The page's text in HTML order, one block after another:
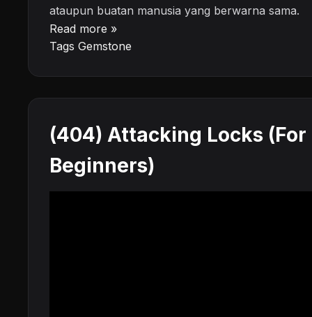
ataupun buatan manusia yang berwarna sama.
Read more »
Tags Gemstone
(404) Attacking Locks (For
Beginners)